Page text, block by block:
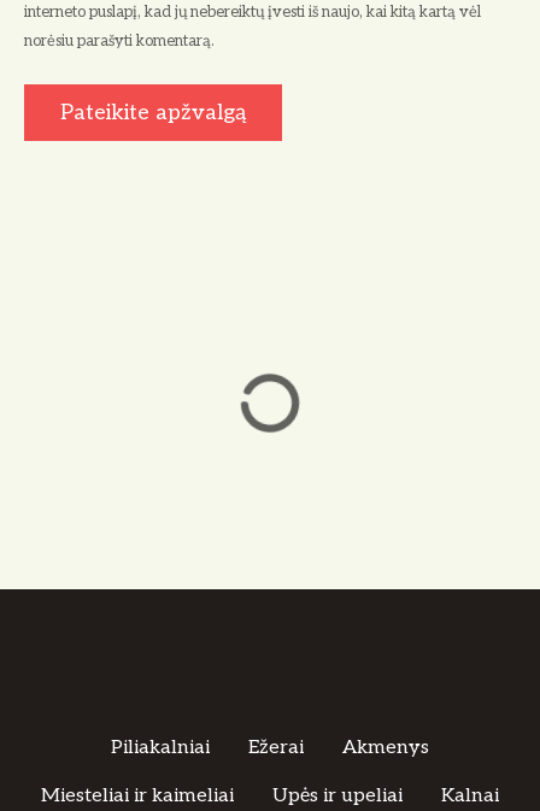
interneto puslapį, kad jų nebereiktų įvesti iš naujo, kai kitą kartą vėl
norėsiu parašyti komentarą.
Piliakalniai Ežerai Akmenys
Miesteliai ir kaimeliai Upės ir upeliai Kalnai